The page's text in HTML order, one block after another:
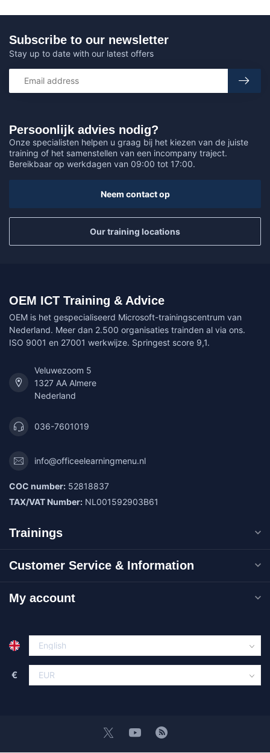
Persoonlijk advies nodig?
Onze specialisten helpen u graag bij het kiezen van de juiste
training of het samenstellen van een incompany traject.
Bereikbaar op werkdagen van 09:00 tot 17:00.
Neem contact op
Our training locations
Subscribe to our newsletter
Stay up to date with our latest offers
OEM ICT Training & Advice
OEM is het gespecialiseerd Microsoft-trainingscentrum van
Nederland. Meer dan 2.500 organisaties trainden al via ons.
ISO 9001 en 27001 werkwijze. Springest score 9,1.
Veluwezoom 5
1327 AA Almere
Nederland
036-7601019
info@officeelearningmenu.nl
COC number: 52818837
TAX/VAT Number: NL001592903B61
Trainings
Customer Service & Information
My account
€